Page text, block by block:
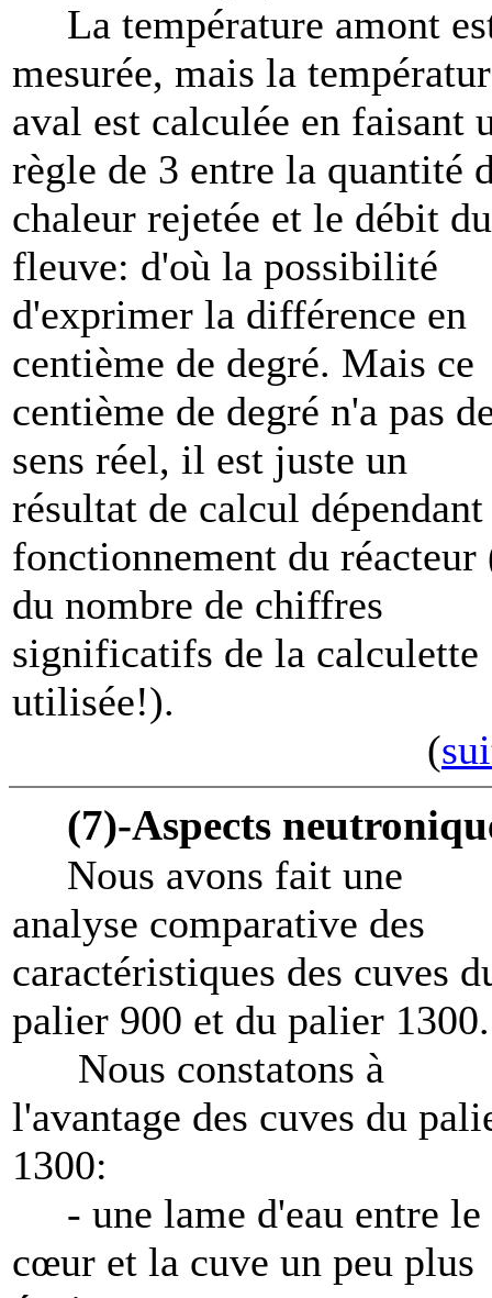
La température amont
mesurée, mais la
aval est calculée en faisant
règle de 3 entre la quantité
chaleur rejetée et le débit du
fleuve: d'où la possibilité
d'exprimer la différence en
centième de degré. Mais ce
centième de degré n'a pas
sens réel, il est juste un
résultat de calcul
fonctionnement du réacteur
du nombre de chiffres
significatifs de la calculette
utilisée!).
(
(7)-Aspects
Nous avons fait une
analyse comparative des
caractéristiques des cuves
palier 900 et du palier 1300.
Nous constatons à
l'avantage des cuves du
1300:
- une lame d'eau entre le
cœur et la cuve un peu plus